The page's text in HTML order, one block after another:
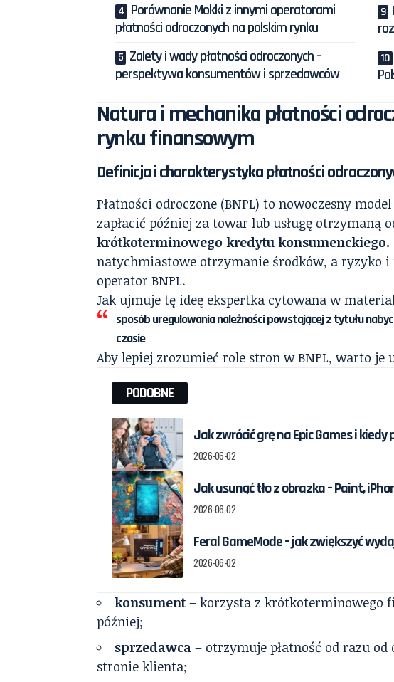
Porównanie Mokki z innymi operatorami
płatności odroczonych na polskim rynku
Zalety i wady płatności odroczonych –
perspektywa konsumentów i sprzedawców
Natura i mechanika płatności
rynku finansowym
Definicja i charakterystyka płatności
Płatności odroczone (BNPL) to nowoczesny
zapłacić później za towar lub usługę otrzymaną
krótkoterminowego kredytu konsumenckiego.
natychmiastowe otrzymanie środków, a ryzyko
operator BNPL.
Jak ujmuje tę ideę ekspertka cytowana w
sposób uregulowania należności powstającej z tytułu
czasie
Aby lepiej zrozumieć role stron w BNPL, warto je
PODOBNE
Jak zwrócić grę na Epic Games i
2026-06-02
Jak usunąć tło z obrazka – Paint,
2026-06-02
Feral GameMode – jak zwiększyć
2026-06-02
konsument – korzysta z krótkoterminowego
później;
sprzedawca – otrzymuje płatność od razu
stronie klienta;